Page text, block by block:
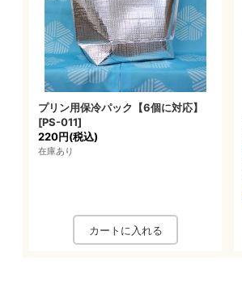
プリン用保冷パック【6個に対応】
[PS-011]
220円(税込)
在庫あり